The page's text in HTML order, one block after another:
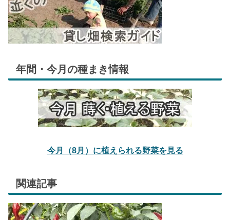
年間・今月の種まき情報
今月（8月）に植えられる野菜を見る
関連記事